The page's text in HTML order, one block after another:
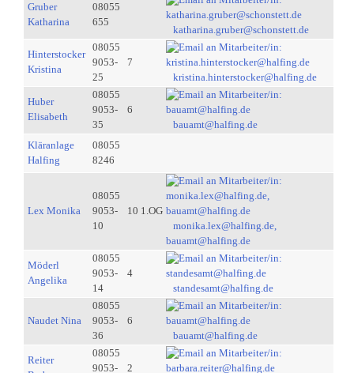
Gruber
Katharina
08055
655
katharina.gruber@schonstett.de
Hinterstocker
Kristina
08055
9053-
25
7
kristina.hinterstocker@halfing.de
Huber
Elisabeth
08055
9053-
35
6
bauamt@halfing.de
Kläranlage
Halfing
08055
8246
Lex Monika
08055
9053-
10
10 1.OG
monika.lex@halfing.de,
bauamt@halfing.de
Möderl
Angelika
08055
9053-
14
4
standesamt@halfing.de
Naudet Nina
08055
9053-
36
6
bauamt@halfing.de
Reiter
08055
9053-
2